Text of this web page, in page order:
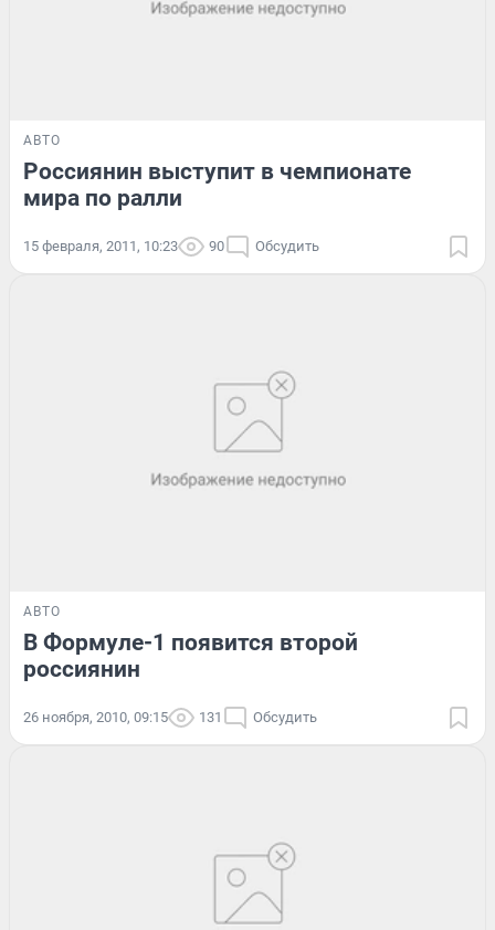
АВТО
Россиянин выступит в чемпионате
мира по ралли
15 февраля, 2011, 10:23 90 Обсудить
АВТО
В Формуле-1 появится второй
россиянин
26 ноября, 2010, 09:15 131 Обсудить